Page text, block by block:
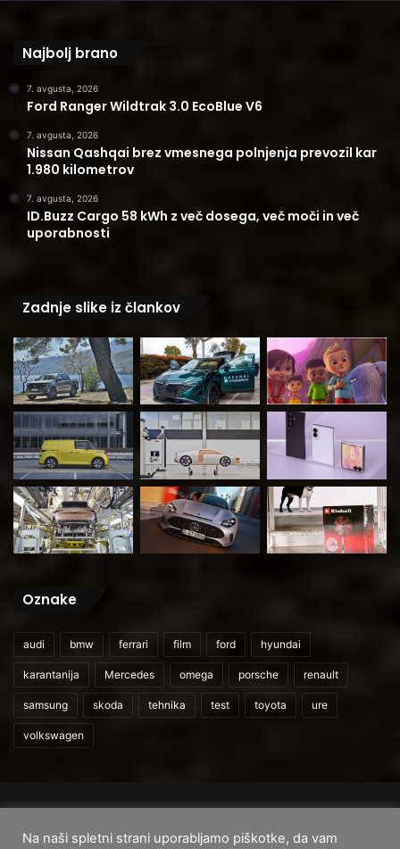
Najbolj brano
7. avgusta, 2026
Ford Ranger Wildtrak 3.0 EcoBlue V6
7. avgusta, 2026
Nissan Qashqai brez vmesnega polnjenja prevozil kar
1.980 kilometrov
7. avgusta, 2026
ID.Buzz Cargo 58 kWh z več dosega, več moči in več
uporabnosti
Zadnje slike iz člankov
Oznake
audi bmw ferrari film ford hyundai
karantanija Mercedes omega porsche renault
samsung skoda tehnika test toyota ure
volkswagen
Domov
O nas Cenik storitev Pogoji uporabe
Na naši spletni strani uporabljamo piškotke, da vam